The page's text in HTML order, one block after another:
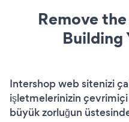
Remove
Building
Intershop web sitenizi
işletmelerinizin çevrimiçi
büyük zorluğun